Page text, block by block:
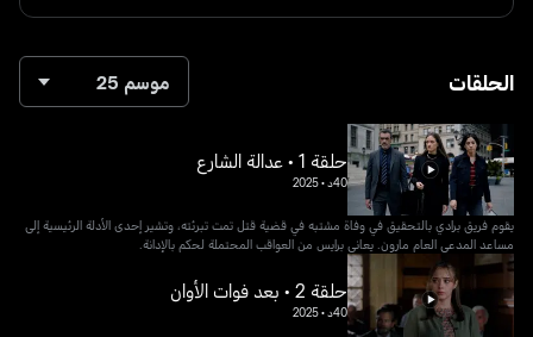
الحلقات موسم 25
حلقة 1 • عدالة الشارع
40د •
2025
يقوم فريق برادي بالتحقيق في وفاة مشتبه في قضية قتل تمت تبرئته، وتشير إحدى الأدلة الرئيسية إلى
مساعد المدعي العام مارون. يعاني برايس من العواقب المحتملة لحكم بالإدانة.
حلقة 2 • بعد فوات الأوان
40د •
2025